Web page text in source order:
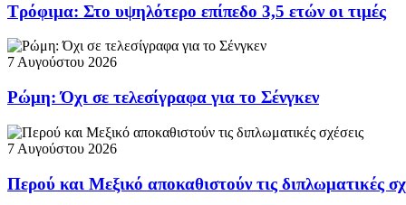
Τρόφιμα: Στο υψηλότερο επίπεδο 3,5 ετών οι τιμές
7 Αυγούστου 2026
Ρώμη: Όχι σε τελεσίγραφα για το Σένγκεν
7 Αυγούστου 2026
Περού και Μεξικό αποκαθιστούν τις διπλωματικές